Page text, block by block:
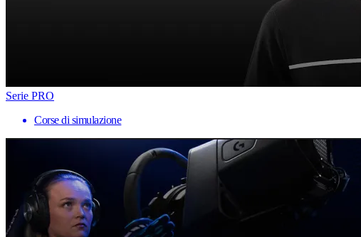
Serie PRO
Corse di simulazione